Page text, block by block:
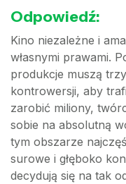
Odpowiedź:
Kino niezależne i
własnymi prawami.
produkcje muszą
kontrowersji, aby
zarobić miliony,
sobie na absolutną
tym obszarze
surowe i głęboko
decydują się na tak